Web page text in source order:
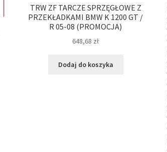
TRW ZF TARCZE SPRZĘGŁOWE Z
PRZEKŁADKAMI BMW K 1200 GT /
R 05-08 (PROMOCJA)
648,68 zł
Dodaj do koszyka